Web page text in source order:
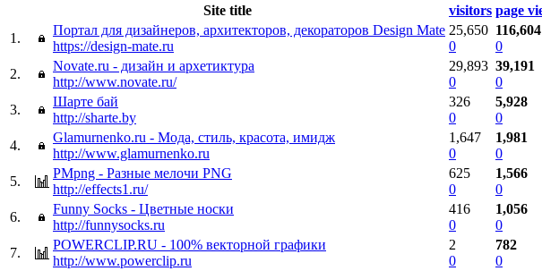
Site title visitors page
1.
Портал для дизайнеров, архитекторов, декораторов Design Mate
https://design-mate.ru
25,650
0
116,604
0
2.
Novate.ru - дизайн и архетиктура
http://www.novate.ru/
29,893
0
39,191
0
3.
Шарте бай
http://sharte.by
326
0
5,928
0
4.
Glamurnenko.ru - Мода, стиль, красота, имидж
http://www.glamurnenko.ru
1,647
0
1,981
0
5.
РМpng - Разные мелочи PNG
http://effects1.ru/
625
0
1,566
0
6.
Funny Socks - Цветные носки
http://funnysocks.ru
416
0
1,056
0
7.
POWERCLIP.RU - 100% векторной графики
http://www.powerclip.ru
2
0
782
0